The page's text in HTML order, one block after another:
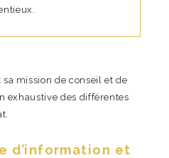
mission de conseil et de
exhaustive des différentes
d’information et